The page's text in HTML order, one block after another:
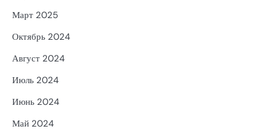
Март 2025
Октябрь 2024
Август 2024
Июль 2024
Июнь 2024
Май 2024